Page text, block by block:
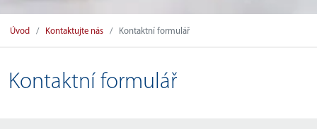
Úvod Kontaktujte nás Kontaktní formulář
Kontaktní formulář